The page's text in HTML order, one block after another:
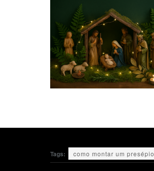
Tags: como montar um presépio